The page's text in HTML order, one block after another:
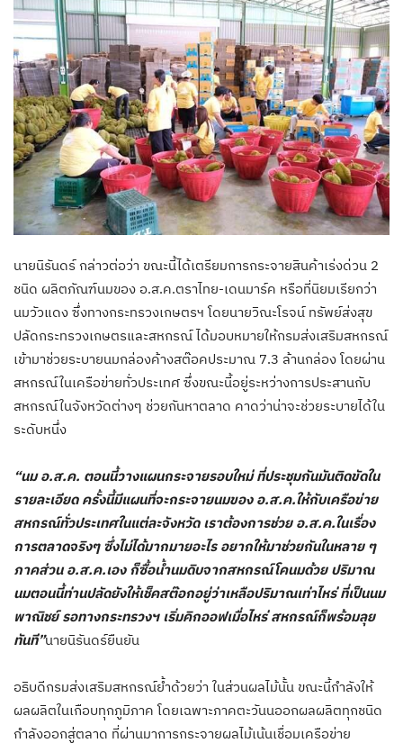
นายนิรันดร์ กล่าวต่อว่า ขณะนี้ได้เตรียมการกระจายสินค้าเร่งด่วน 2
ชนิด ผลิตภัณฑ์นมของ อ.ส.ค.ตราไทย-เดนมาร์ค หรือที่นิยมเรียกว่า
นมวัวแดง ซึ่งทางกระทรวงเกษตรฯ โดยนายวิณะโรจน์ ทรัพย์ส่งสุข
ปลัดกระทรวงเกษตรและสหกรณ์ ได้มอบหมายให้กรมส่งเสริมสหกรณ์
เข้ามาช่วยระบายนมกล่องค้างสต๊อคประมาณ 7.3 ล้านกล่อง โดยผ่าน
สหกรณ์ในเครือข่ายทั่วประเทศ ซึ่งขณะนี้อยู่ระหว่างการประสานกับ
สหกรณ์ในจังหวัดต่างๆ ช่วยกันหาตลาด คาดว่าน่าจะช่วยระบายได้ใน
ระดับหนึ่ง
“นม อ.ส.ค. ตอนนี้วางแผนกระจายรอบใหม่ ที่ประชุมกันมันติดขัดใน
รายละเอียด ครั้งนี้มีแผนที่จะกระจายนมของ อ.ส.ค.ให้กับเครือข่าย
สหกรณ์ทั่วประเทศในแต่ละจังหวัด เราต้องการช่วย อ.ส.ค.ในเรื่อง
การตลาดจริงๆ ซึ่งไม่ได้มากมายอะไร อยากให้มาช่วยกันในหลาย ๆ
ภาคส่วน อ.ส.ค.เอง ก็ซื้อน้ำนมดิบจากสหกรณ์โคนมด้วย ปริมาณ
นมตอนนี้ท่านปลัดยังให้เช็คสต๊อกอยู่ว่าเหลือปริมาณเท่าไหร่ ที่เป็นนม
พาณิชย์ รอทางกระทรวงฯ เริ่มคิกออฟเมื่อไหร่ สหกรณ์ก็พร้อมลุย
ทันที”นายนิรันดร์ยืนยัน
อธิบดีกรมส่งเสริมสหกรณ์ย้ำด้วยว่า ในส่วนผลไม้นั้น ขณะนี้กำลังให้
ผลผลิตในเกือบทุกภูมิภาค โดยเฉพาะภาคตะวันนออกผลผลิตทุกชนิด
กำลังออกสู่ตลาด ที่ผ่านมาการกระจายผลไม้เน้นเชื่อมเครือข่าย